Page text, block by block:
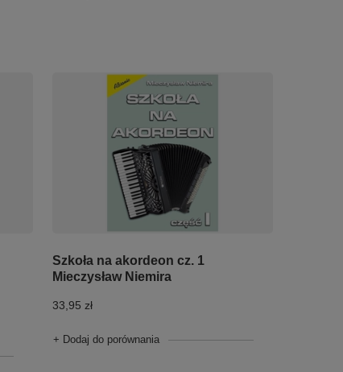
Szkoła na akordeon cz. 1
Mieczysław Niemira
33,95 zł
+ Dodaj do porównania